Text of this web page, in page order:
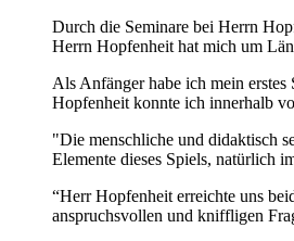
Durch die Seminare bei Herrn
Herrn Hopfenheit hat mich um
Als Anfänger habe ich mein
Hopfenheit konnte ich innerhalb
"Die menschliche und didaktisch
Elemente dieses Spiels, natürlich
“Herr Hopfenheit erreichte uns
anspruchsvollen und kniffligen